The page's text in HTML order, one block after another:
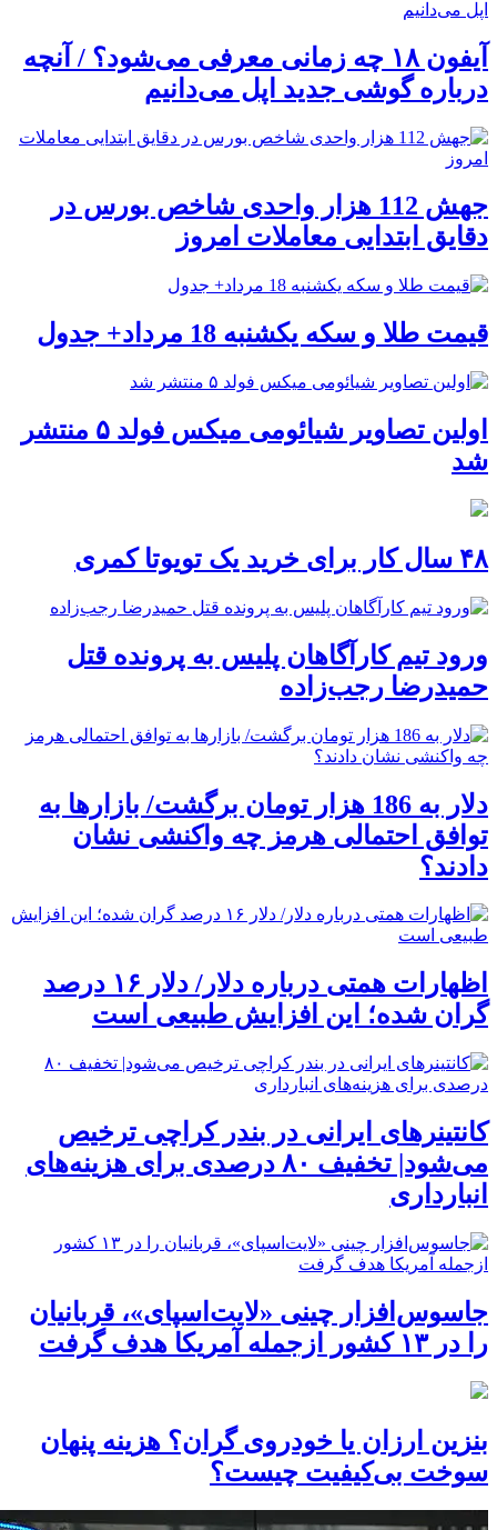
آیفون ۱۸ چه زمانی معرفی می‌شود؟ / آنچه
درباره گوشی جدید اپل می‌دانیم
جهش 112 هزار واحدی شاخص بورس در
دقایق ابتدایی معاملات امروز
قیمت طلا و سکه یکشنبه 18 مرداد+ جدول
اولین تصاویر شیائومی میکس فولد ۵ منتشر
شد
۴۸ سال کار برای خرید یک تویوتا کمری
ورود تیم کارآگاهان پلیس به پرونده قتل
حمیدرضا رجب‌زاده
دلار به 186 هزار تومان برگشت/ بازارها به
توافق احتمالی هرمز چه واکنشی نشان
دادند؟
اظهارات همتی درباره دلار/ دلار ۱۶ درصد
گران شده؛ این افزایش طبیعی است
کانتینرهای ایرانی در بندر کراچی ترخیص
می‌شود| تخفیف ۸۰ درصدی برای هزینه‌های
انبارداری
جاسوس‌افزار چینی «لایت‌اسپای»، قربانیان
را در ۱۳ کشور ازجمله آمریکا هدف گرفت
بنزین ارزان یا خودروی گران؟ هزینه پنهان
سوخت بی‌کیفیت چیست؟